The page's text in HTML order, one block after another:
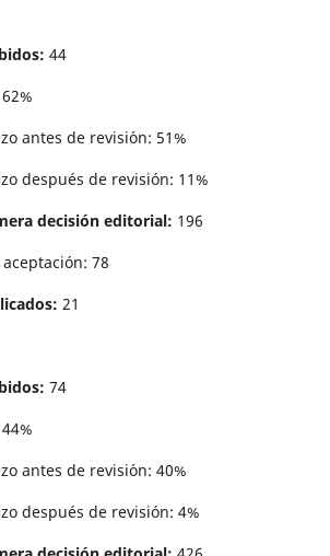
44
62%
antes de revisi´on: 51%
después de revisión: 11%
decisión editorial: 196
78
21
74
44%
antes de revisi´on: 40%
después de revisión: 4%